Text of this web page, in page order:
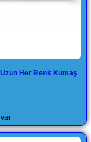
Her Renk Kumaş